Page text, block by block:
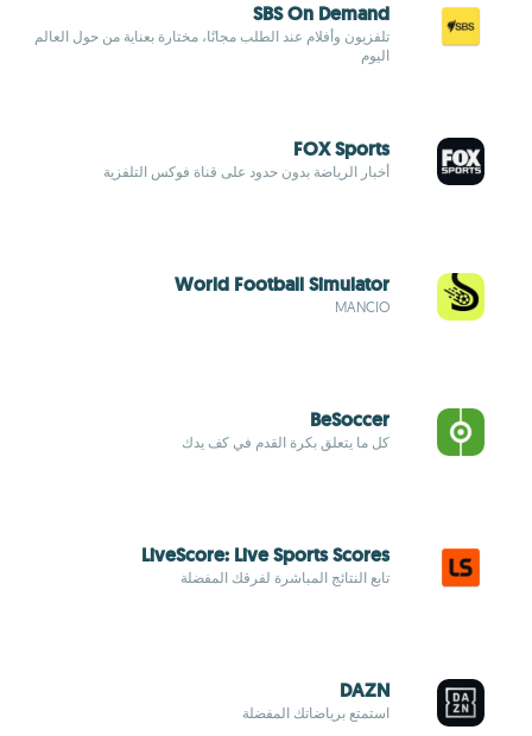
SBS On Demand
تلفزيون وأفلام عند الطلب مجانًا، مختارة بعناية من حول العالم
اليوم
FOX Sports
أخبار الرياضة بدون حدود على قناة فوكس التلفزية
World Football Simulator
MANCIO
BeSoccer
كل ما يتعلق بكرة القدم في كف يدك
LiveScore: Live Sports Scores
تابع النتائج المباشرة لفرقك المفضلة
DAZN
استمتع برياضاتك المفضلة